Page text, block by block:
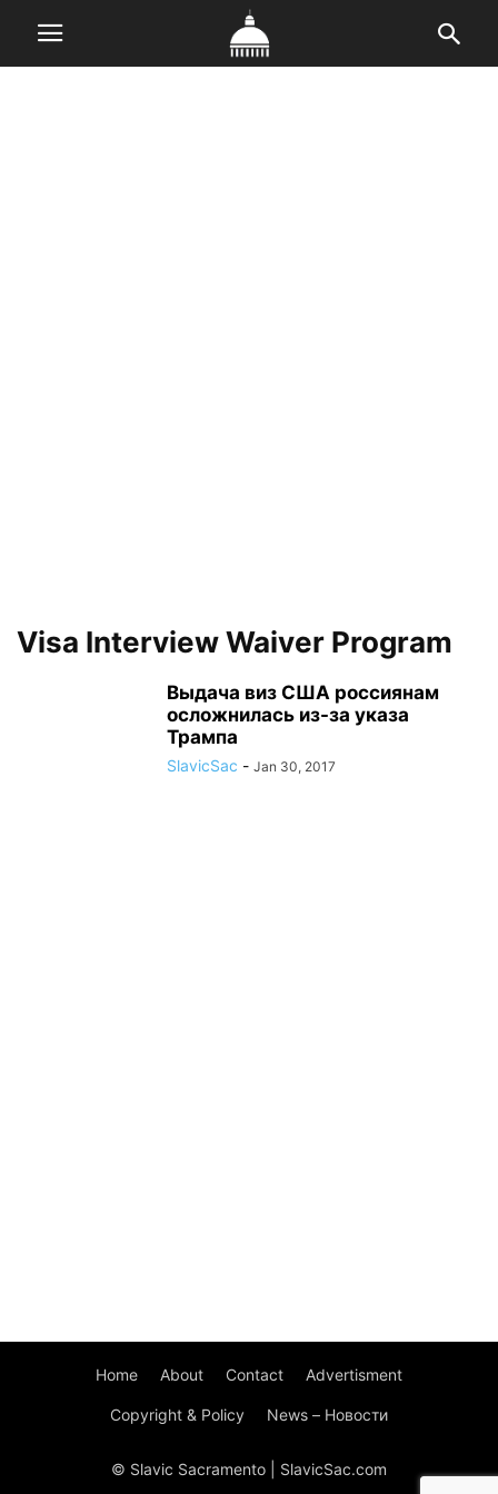
Visa Interview Waiver Program
Выдача виз США россиянам
осложнилась из-за указа
Трампа
SlavicSac - Jan 30, 2017
Home About Contact Advertisment
Copyright & Policy News – Новости
© Slavic Sacramento | SlavicSac.com